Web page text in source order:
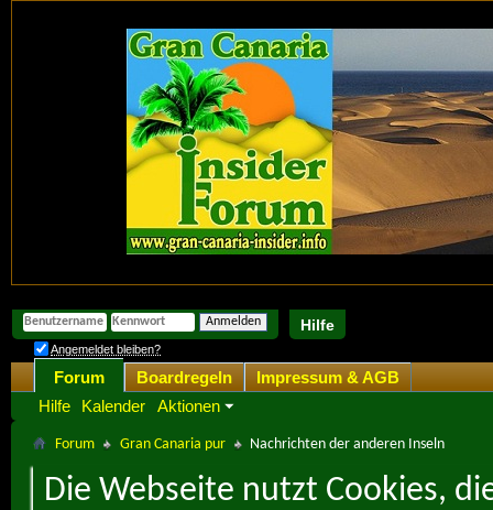
Hilfe
Angemeldet bleiben?
Forum
Hilfe
Kalender Aktionen
Boardregeln Impressum & AGB
Forum Gran Canaria pur Nachrichten der anderen Inseln
Die Webseite nutzt Cookies,